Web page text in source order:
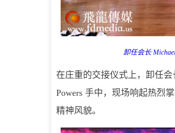
卸任会长
在庄重的交接仪式上，卸任
Powers 手中，现场响起热烈
精神风貌。